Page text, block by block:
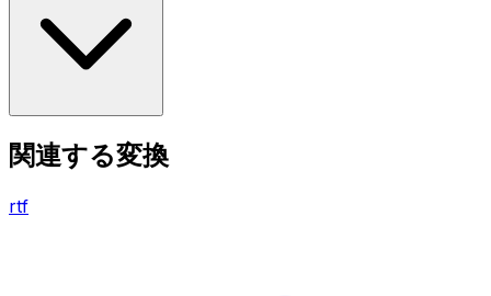
関連する変換
rtf